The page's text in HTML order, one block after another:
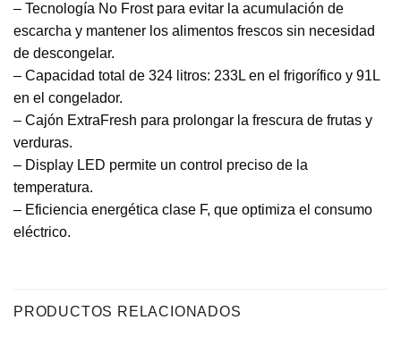
– Tecnología No Frost para evitar la acumulación de
escarcha y mantener los alimentos frescos sin necesidad
de descongelar.
– Capacidad total de 324 litros: 233L en el frigorífico y 91L
en el congelador.
– Cajón ExtraFresh para prolongar la frescura de frutas y
verduras.
– Display LED permite un control preciso de la
temperatura.
– Eficiencia energética clase F, que optimiza el consumo
eléctrico.
PRODUCTOS RELACIONADOS